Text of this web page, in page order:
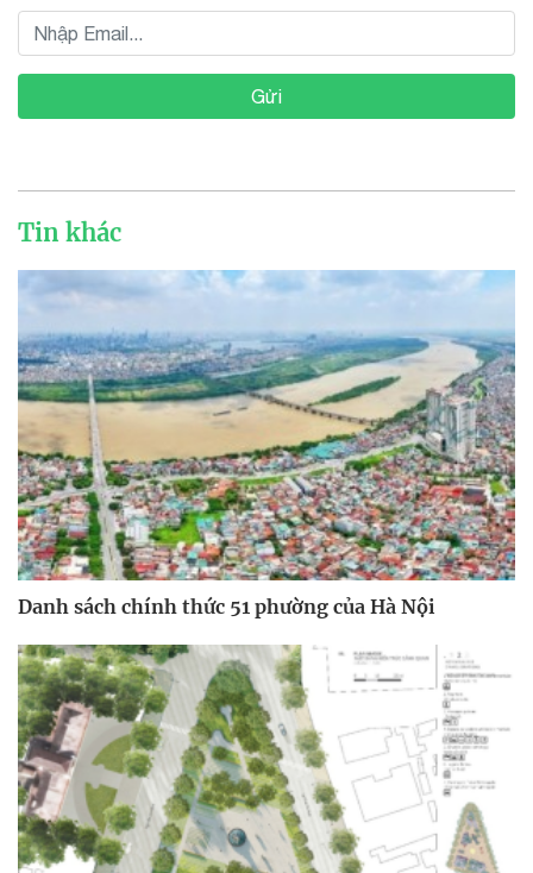
Gửi
Tin khác
Danh sách chính thức 51 phường của Hà Nội